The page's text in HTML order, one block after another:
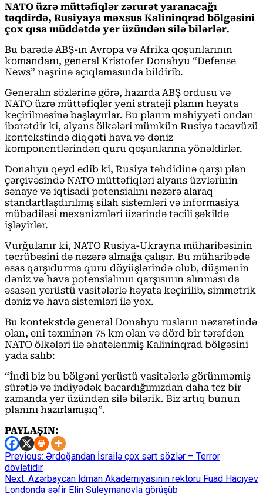
NATO üzrə müttəfiqlər zərurət yaranacağı
təqdirdə, Rusiyaya məxsus Kalininqrad bölgəsini
çox qısa müddətdə yer üzündən silə bilərlər.
Bu barədə ABŞ-ın Avropa və Afrika qoşunlarının
komandanı, general Kristofer Donahyu “Defense
News” nəşrinə açıqlamasında bildirib.
Generalın sözlərinə görə, hazırda ABŞ ordusu və
NATO üzrə müttəfiqlər yeni strateji planın həyata
keçirilməsinə başlayırlar. Bu planın mahiyyəti ondan
ibarətdir ki, alyans ölkələri mümkün Rusiya təcavüzü
kontekstində diqqəti hava və dəniz
komponentlərindən quru qoşunlarına yönəldirlər.
Donahyu qeyd edib ki, Rusiya təhdidinə qarşı plan
çərçivəsində NATO müttəfiqləri alyans üzvlərinin
sənaye və iqtisadi potensialını nəzərə alaraq
standartlaşdırılmış silah sistemləri və informasiya
mübadiləsi mexanizmləri üzərində təcili şəkildə
işləyirlər.
Vurğulanır ki, NATO Rusiya-Ukrayna müharibəsinin
təcrübəsini də nəzərə almağa çalışır. Bu müharibədə
əsas qarşıdurma quru döyüşlərində olub, düşmənin
dəniz və hava potensialının qarşısının alınması da
əsasən yerüstü vasitələrlə həyata keçirilib, simmetrik
dəniz və hava sistemləri ilə yox.
Bu kontekstdə general Donahyu rusların nəzarətində
olan, eni təxminən 75 km olan və dörd bir tərəfdən
NATO ölkələri ilə əhatələnmiş Kalininqrad bölgəsini
yada salıb:
“İndi biz bu bölgəni yerüstü vasitələrlə görünməmiş
sürətlə və indiyədək bacardığımızdan daha tez bir
zamanda yer üzündən silə bilərik. Biz artıq bunun
planını hazırlamışıq”.
PAYLAŞIN:
Continue
Reading
Previous: Ərdoğandan İsrailə çox sərt sözlər – Terror
dövlətidir
Next: Azərbaycan İdman Akademiyasının rektoru Fuad Hacıyev
Londonda səfir Elin Süleymanovla görüşüb